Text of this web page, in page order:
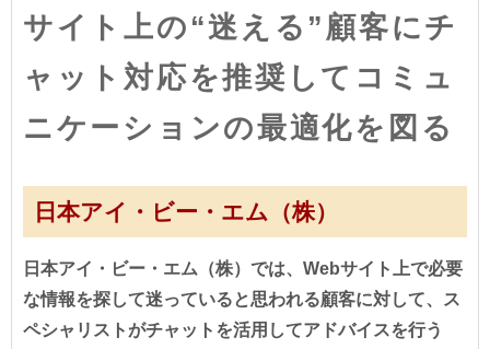
サイト上の“迷える”顧客にチ
ャット対応を推奨してコミュ
ニケーションの最適化を図る
日本アイ・ビー・エム（株）
日本アイ・ビー・エム（株）では、Webサイト上で必要
な情報を探して迷っていると思われる顧客に対して、ス
ペシャリストがチャットを活用してアドバイスを行う